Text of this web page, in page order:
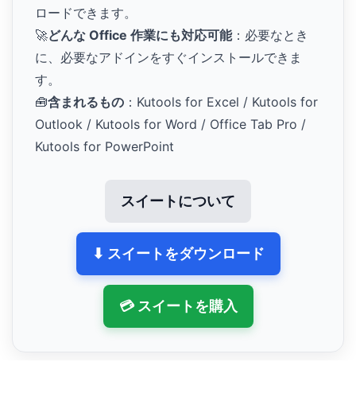
ロードできます。
🚀どんな Office 作業にも対応可能：必要なとき
に、必要なアドインをすぐインストールできま
す。
🧰含まれるもの ：Kutools for Excel / Kutools for
Outlook / Kutools for Word / Office Tab Pro /
Kutools for PowerPoint
スイートについて
⬇ スイートをダウンロード
💳 スイートを購入